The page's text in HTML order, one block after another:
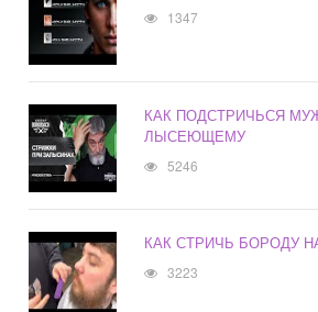
1347
КАК ПОДСТРИЧЬСЯ
ЛЫСЕЮЩЕМУ
5246
КАК СТРИЧЬ БОРОДУ
3223